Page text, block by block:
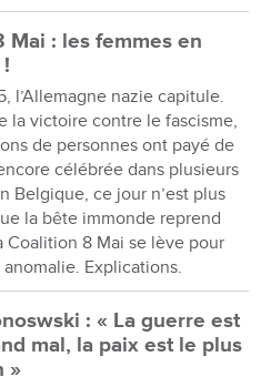
Mai : les femmes en
l’Allemagne nazie capitule.
la victoire contre le fascisme,
de personnes ont payé de
célébrée dans plusieurs
Belgique, ce jour n’est plus
la bête immonde reprend
Coalition 8 Mai se lève pour
Explications.
: « La guerre est
mal, la paix est le plus
»